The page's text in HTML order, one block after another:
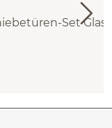
Set Glas